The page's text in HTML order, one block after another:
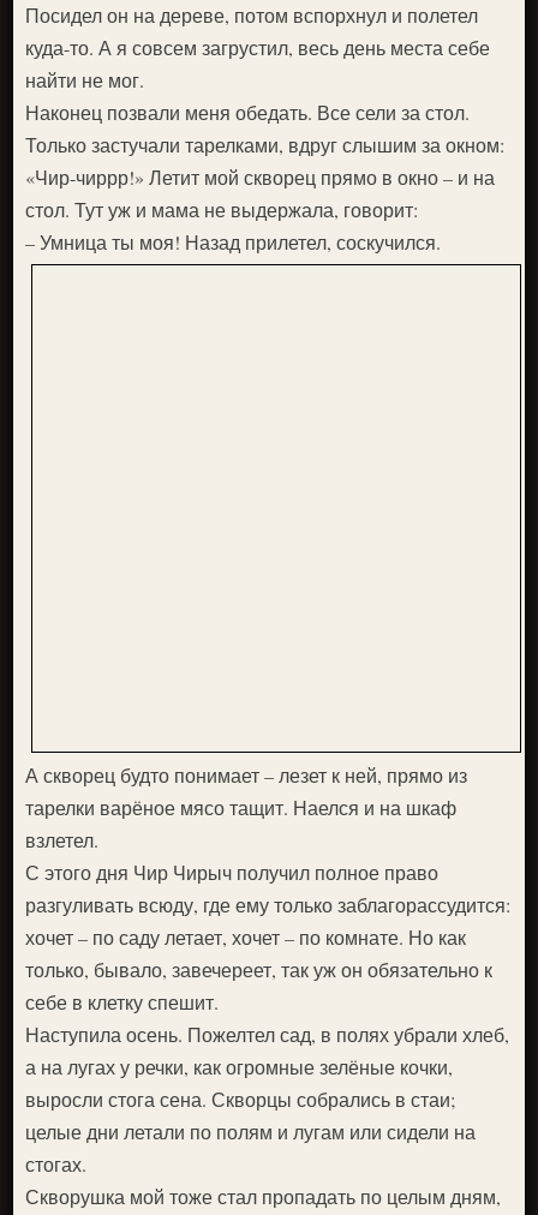
Посидел он на дереве, потом вспорхнул и полетел
куда-то. А я совсем загрустил, весь день места себе
найти не мог.
Наконец позвали меня обедать. Все сели за стол.
Только застучали тарелками, вдруг слышим за окном:
«Чир-чиррр!» Летит мой скворец прямо в окно – и на
стол. Тут уж и мама не выдержала, говорит:
– Умница ты моя! Назад прилетел, соскучился.
А скворец будто понимает – лезет к ней, прямо из
тарелки варёное мясо тащит. Наелся и на шкаф
взлетел.
С этого дня Чир Чирыч получил полное право
разгуливать всюду, где ему только заблагорассудится:
хочет – по саду летает, хочет – по комнате. Но как
только, бывало, завечереет, так уж он обязательно к
себе в клетку спешит.
Наступила осень. Пожелтел сад, в полях убрали хлеб,
а на лугах у речки, как огромные зелёные кочки,
выросли стога сена. Скворцы собрались в стаи;
целые дни летали по полям и лугам или сидели на
стогах.
Скворушка мой тоже стал пропадать по целым дням,